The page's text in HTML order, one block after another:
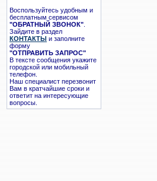
Воспользуйтесь удобным и
бесплатным сервисом
"ОБРАТНЫЙ ЗВОНОК"
Зайдите в раздел
КОНТАКТЫ и заполните
форму
"ОТПРАВИТЬ ЗАПРОС"
В тексте сообщения укажите
городской или мобильный
телефон.
Наш специалист перезвонит
Вам в кратчайшие сроки и
ответит на интересующие
вопросы.